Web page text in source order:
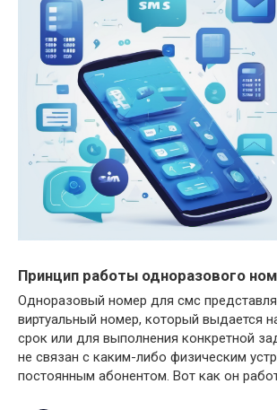
Принцип работы одноразового
Одноразовый номер для смс
виртуальный номер, который выдается
срок или для выполнения конкретной
не связан с каким-либо физическим
постоянным абонентом. Вот как он